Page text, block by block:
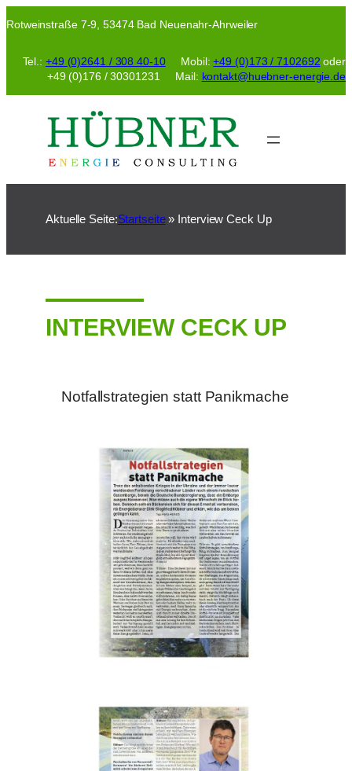
Inhalt
Rotweinstraße 7-9, 53474 Bad Neuenahr-Ahrweiler
Tel.: +49 (0)2641 / 308 40-10Mobil:+49 (0)173 / 7102692 oder
+49 (0)176 / 30301231 Mail: kontakt@huebner-energie.de
Aktuelle Seite:Startseite» Interview Ceck Up
INTERVIEW CECK UP
Notfallstrategien statt Panikmache